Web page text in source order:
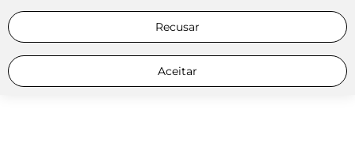
Recusar
Aceitar